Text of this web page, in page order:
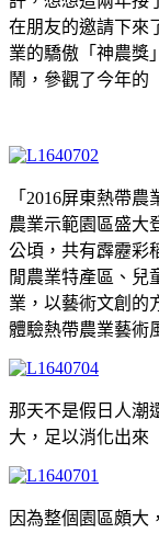
在朋友的邀請下來
業的驕傲「神農獎
鬧，參觀了今年的
「2016屏東熱帶
農業示範園區盛大
公頃，共有霹靂彩
閒農業特產區、兒
業，以藝術文創的
體驗熱帶農業藝術
那天不是假日人潮
大，足以消化出來
因為整個園區頗大